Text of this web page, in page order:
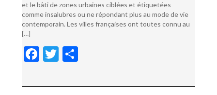
et le bâti de zones urbaines ciblées et étiquetées
comme insalubres ou ne répondant plus au mode de vie
contemporain. Les villes françaises ont toutes connu au
[…]
F
e
T
itt ta